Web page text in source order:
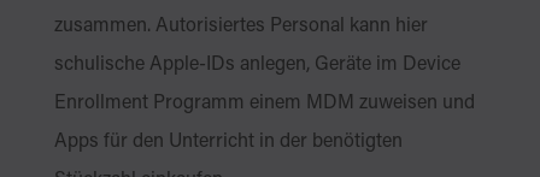
zusammen. Autorisiertes Personal kann hier
schulische Apple-IDs anlegen, Geräte im Device
Enrollment Programm einem MDM zuweisen und
Apps für den Unterricht in der benötigten